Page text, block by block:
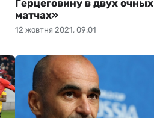
12 жовтня 2021, 09:01
Герцеговину в двух очных
матчах»